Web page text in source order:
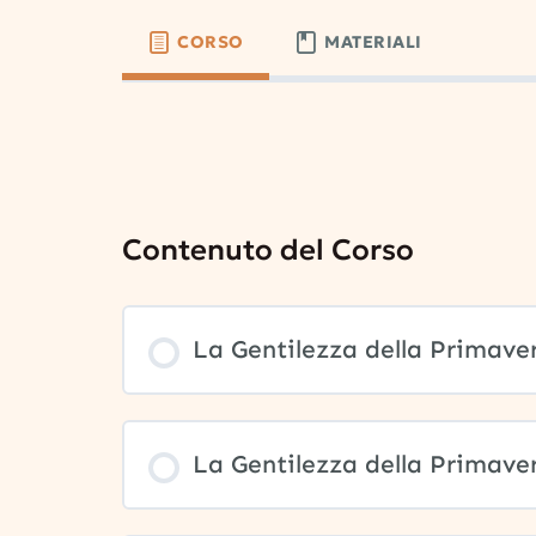
CORSO MATERIALI
Contenuto del Corso
La Gentilezza della
La Gentilezza della